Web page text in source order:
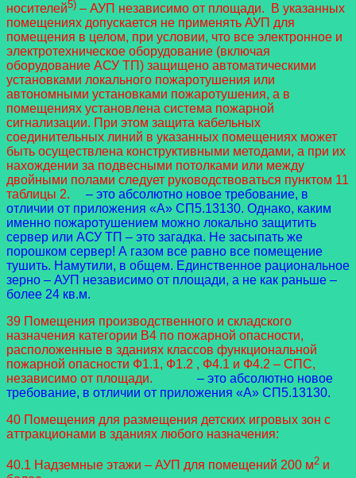
носителей5) – АУП независимо от площади. В указанных
помещениях допускается не применять АУП для
помещения в целом, при условии, что все электронное и
электротехническое оборудование (включая
оборудование АСУ ТП) защищено автоматическими
установками локального пожаротушения или
автономными установками пожаротушения, а в
помещениях установлена система пожарной
сигнализации. При этом защита кабельных
соединительных линий в указанных помещениях может
быть осуществлена конструктивными методами, а при их
нахождении за подвесными потолками или между
двойными полами следует руководствоваться пунктом 11
таблицы 2.
– это абсолютно новое требование, в
отличии от приложения «А» СП5.13130. Однако, каким
именно пожаротушением можно локально защитить
сервер или АСУ ТП – это загадка. Не засыпать же
порошком сервер! А газом все равно все помещение
тушить. Намутили, в общем. Единственное рациональное
зерно – АУП независимо от площади, а не как раньше –
более 24 кв.м.
39 Помещения производственного и складского
назначения категории В4 по пожарной опасности,
расположенные в зданиях классов функциональной
пожарной опасности Ф1.1, Ф1.2 , Ф4.1 и Ф4.2 – СПС,
независимо от площади.
– это абсолютно новое
требование, в отличии от приложения «А» СП5.13130.
40 Помещения для размещения детских игровых зон с
аттракционами в зданиях любого назначения:
40.1 Надземные этажи – АУП для помещений 200 м2 и